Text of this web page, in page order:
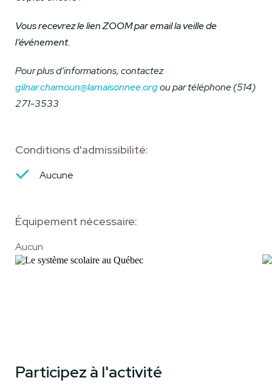
Vous recevrez le lien ZOOM par email la veille de
l’événement.
Pour plus d’informations, contactez
gilnar.chamoun@lamaisonnee.orgou par téléphone (514)
271-3533
Conditions d'admissibilité:
Aucune
Équipement nécessaire:
Aucun
Participez à l'activité